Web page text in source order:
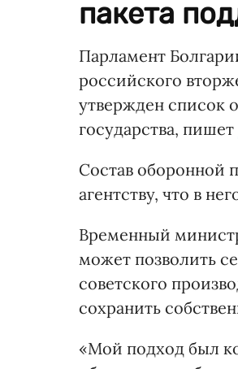
пакета
Парламент
российского
утвержден список
государства, пишет
Состав оборонной
агентству, что в
Временный
может позволить
советского
сохранить
«Мой подход был